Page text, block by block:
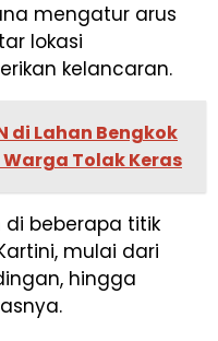
mengatur arus
lokasi
kelancaran.
di Lahan Bengkok
Tolak Keras
di beberapa titik
mulai dari
hingga